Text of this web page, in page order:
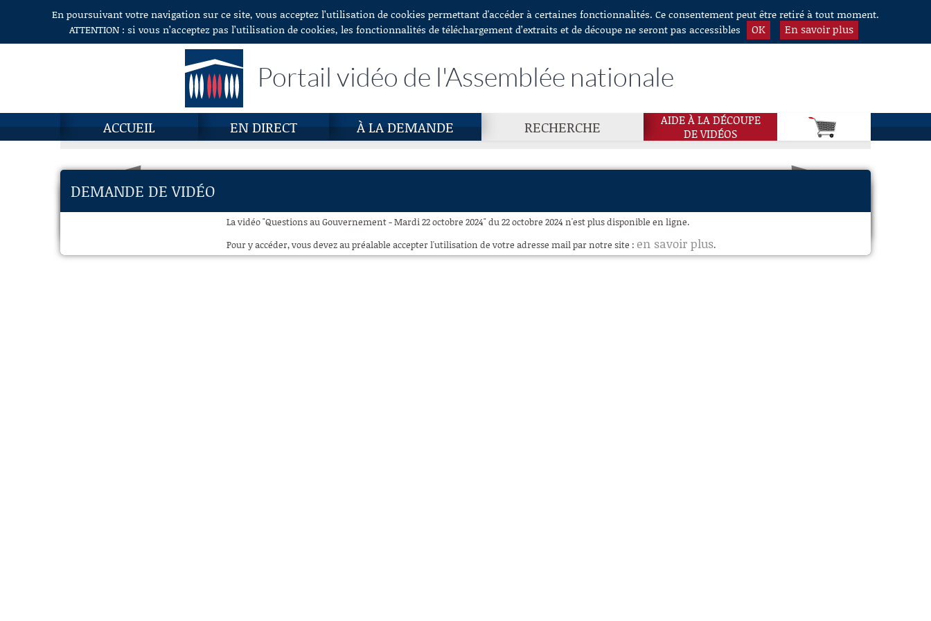
Aller au contenuEn poursuivant votre navigation sur ce site, vous acceptez l’utilisation de cookies permettant d'accéder à certaines fonctionnalités. Ce consentement peut être retiré à tout moment.
ATTENTION : si vous n’acceptez pas l’utilisation de cookies, les fonctionnalités de téléchargement d’extraits et de découpe ne seront pas accessibles
OK En savoir plus
Portail vidéo de l'Assemblée nationale
ACCUEIL EN DIRECT À LA DEMANDE RECHERCHE
AIDE À LA DÉCOUPE
DE VIDÉOS
DEMANDE DE VIDÉO
La vidéo "Questions au Gouvernement - Mardi 22 octobre 2024" du 22 octobre 2024 n'est plus disponible en ligne.
Pour y accéder, vous devez au préalable accepter l'utilisation de votre adresse mail par notre site : en savoir plus.